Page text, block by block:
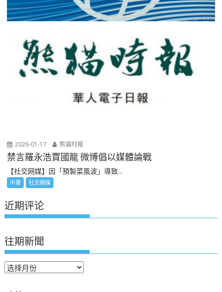
2026-01-17 熊猫时报
禁言羅永浩賈國龍 微博倡以媒體論戰
【社交网媒】因「預製菜風波」導致...
中華 社交網媒
近期评论
往期新聞
往